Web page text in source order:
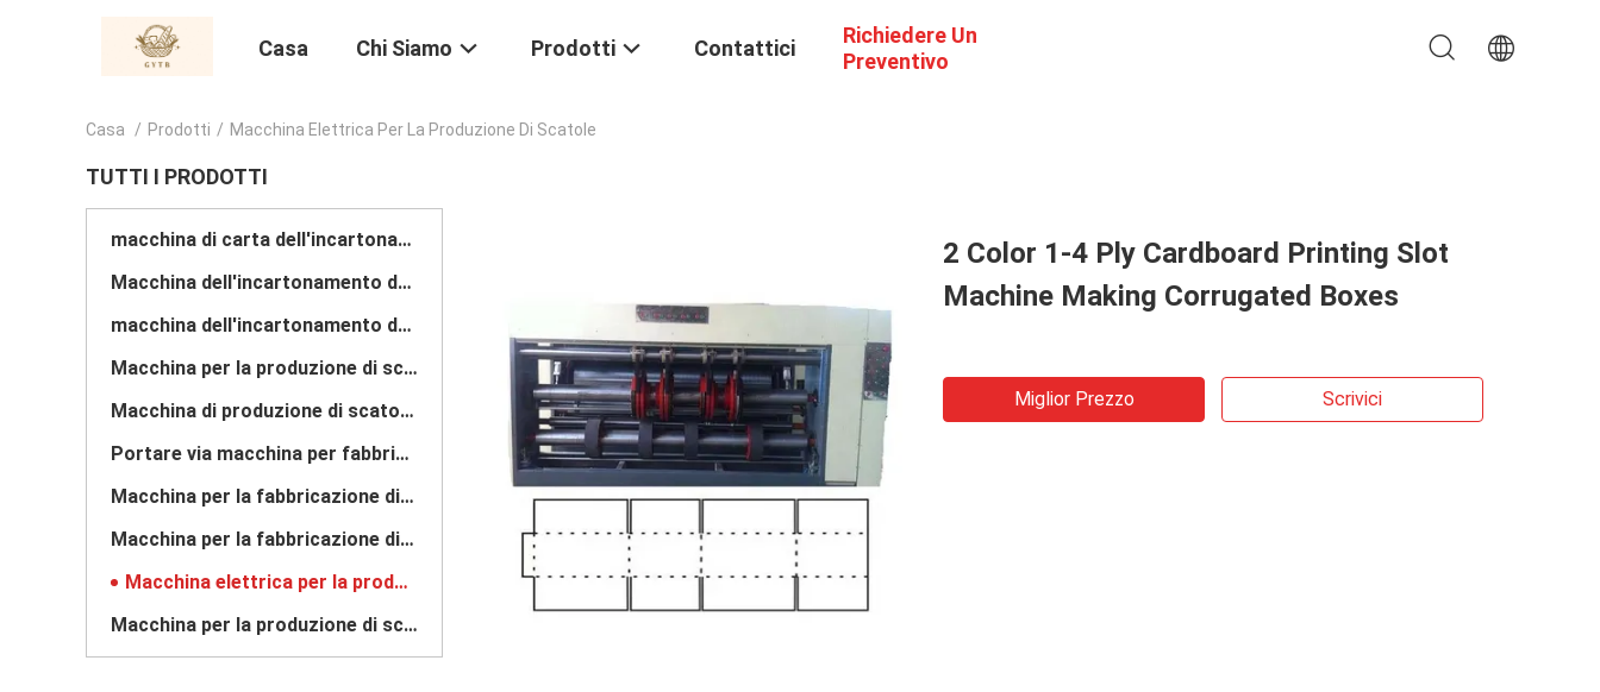
Casa Chi Siamo Prodotti Contattici
Richiedere Un
Preventivo
Casa / Prodotti / Macchina Elettrica Per La Produzione Di Scatole
TUTTI I PRODOTTI
macchina di carta dell'incartonamento
Macchina dell'incartonamento del cartone
macchina dell'incartonamento della pizza
Macchina per la produzione di scatole di imballaggio
Macchina di produzione di scatole modulare
Portare via macchina per fabbricare scatole
Macchina per la fabbricazione di scatole stampate
Macchina per la fabbricazione di scatole mobili
Macchina elettrica per la produzione di scatole
Macchina per la produzione di scatole per il pranzo
2 Color 1-4 Ply Cardboard Printing Slot
Machine Making Corrugated Boxes
Miglior Prezzo Scrivici